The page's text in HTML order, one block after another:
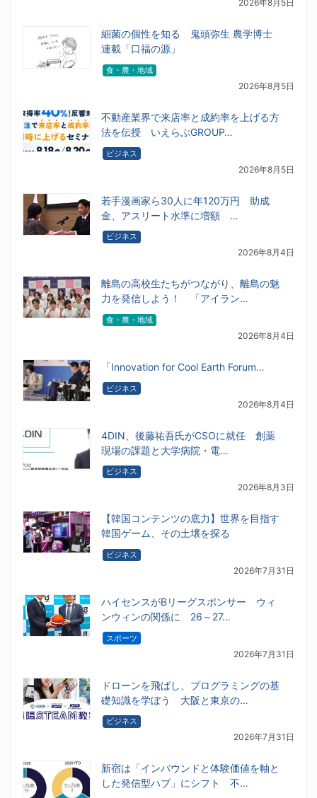
2026年8月5日
細菌の個性を知る 鬼頭弥生 農学博士
連載「口福の源」
食・農・地域
2026年8月5日
不動産業界で来店率と成約率を上げる方
法を伝授 いえらぶGROUP…
ビジネス
2026年8月5日
若手漫画家ら30人に年120万円 助成
金、アスリート水準に増額 …
ビジネス
2026年8月4日
離島の高校生たちがつながり、離島の魅
力を発信しよう！ 「アイラン…
食・農・地域
2026年8月4日
「Innovation for Cool Earth Forum…
ビジネス
2026年8月4日
4DIN、後藤祐吾氏がCSOに就任 創薬
現場の課題と大学病院・電…
ビジネス
2026年8月3日
【韓国コンテンツの底力】世界を目指す
韓国ゲーム、その土壌を探る
ビジネス
2026年7月31日
ハイセンスがBリーグスポンサー ウィ
ンウィンの関係に 26～27…
スポーツ
2026年7月31日
ドローンを飛ばし、プログラミングの基
礎知識を学ぼう 大阪と東京の…
ビジネス
2026年7月31日
新宿は「インバウンドと体験価値を軸と
した発信型ハブ」にシフト 不…